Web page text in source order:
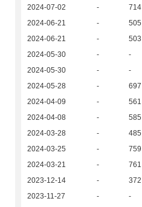
2024-07-02 - 714
2024-06-21
- 505
2024-06-21
- 503
2024-05-30
- -
2024-05-30
- -
2024-05-28
- 697
2024-04-09
- 561
2024-04-08
- 585
2024-03-28
- 485
2024-03-25
- 759
2024-03-21
- 761
2023-12-14
- 372
2023-11-27
- -